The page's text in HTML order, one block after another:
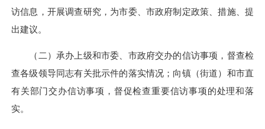
访信息，开展调查研究，为市委、市政府制定政策、措施、提
出建议。
（二）承办上级和市委、市政府交办的信访事项，督查检
查各级领导同志有关批示件的落实情况；向镇（街道）和市直
有关部门交办信访事项，督促检查重要信访事项的处理和落
实。